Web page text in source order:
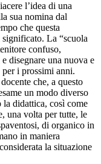
l’idea di una
sua nomina dal
che questa
La “scuola
confuso,
disegnare una nuova e
per i prossimi anni.
che, a questo
un modo diverso
la didattica, così come
una volta per tutte, le
di organico in
in maniera
la situazione